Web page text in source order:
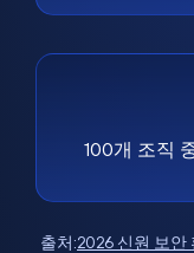
100개 조직
출처:2026 신원 보안